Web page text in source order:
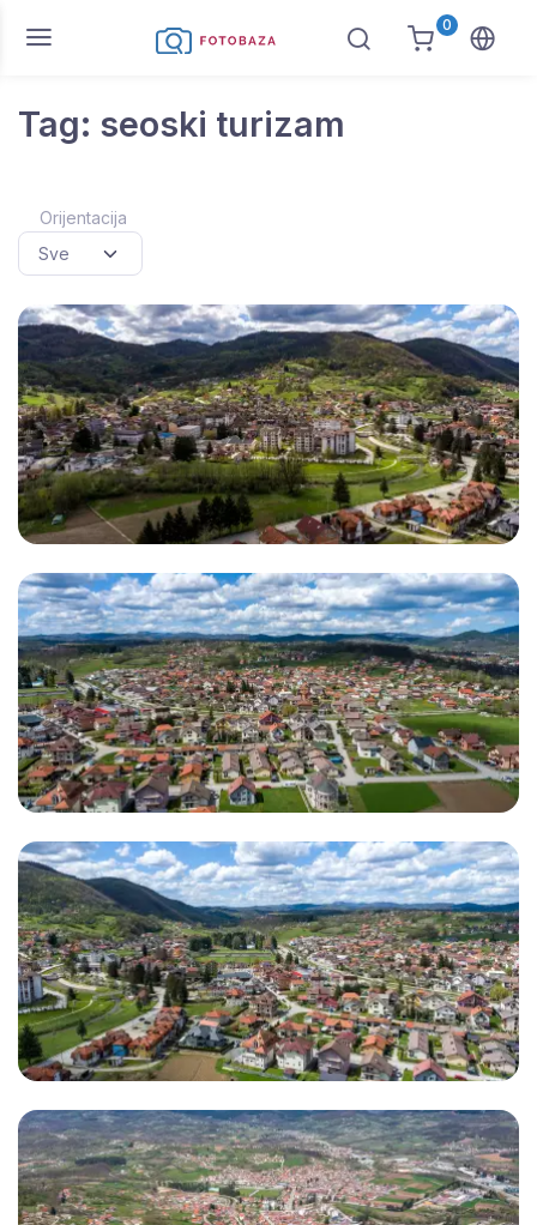
0
Tag: seoski turizam
Orijentacija